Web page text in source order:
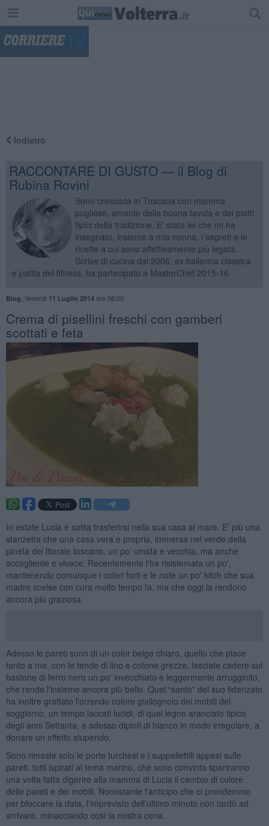
Indietro
RACCONTARE DI GUSTO — il Blog di
Rubina Rovini
Sono cresciuta in Toscana con mamma
pugliese, amante della buona tavola e dei piatti
tipici della tradizione. E' stata lei che mi ha
insegnato, insieme a mia nonna, i segreti e le
ricette a cui sono affettivamente più legata.
Scrive di cucina dal 2006, ex ballerina classica
e patita del fitness, ha partecipato a MasterChef 2015-16
Blog Venerdì 11 Luglio 2014ore 08:00
Crema di pisellini freschi con gamberi
scottati e feta
In estate Lucia è solita trasferirsi nella sua casa al mare. E’ più una
stanzetta che una casa vera e propria, immersa nel verde della
pineta del litorale toscano, un po' umida e vecchia, ma anche
accogliente e vivace. Recentemente l'ha risistemata un po',
mantenendo comunque i colori forti e le note un po' kitch che sua
madre scelse con cura molto tempo fa, ma che oggi la rendono
ancora più graziosa.
Adesso le pareti sono di un color beige chiaro, quello che piace
tanto a me, con le tende di lino e cotone grezze, lasciate cadere sul
bastone di ferro nero un po' invecchiato e leggermente arrugginito,
che rende l'insieme ancora più bello. Quel “santo” del suo fidanzato
ha inoltre grattato l'orrendo colore giallognolo dei mobili del
soggiorno, un tempo laccati lucidi, di quel legno aranciato tipico
degli anni Settanta, e adesso dipinti di bianco in modo irregolare, a
donare un effetto stupendo.
Sono rimaste solo le porte turchesi e i suppellettili appesi sulle
pareti, tutti ispirati al tema marino, che sono convinta spariranno
una volta fatta digerire alla mamma di Lucia il cambio di colore
delle pareti e dei mobili. Nonostante l'anticipo che ci prendemmo
per bloccare la data, l'imprevisto dell'ultimo minuto non tardò ad
arrivare, minacciando così la nostra cena.